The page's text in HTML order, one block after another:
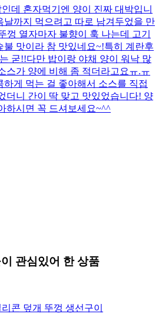
데 혼자먹기엔 양이 진짜 대박입니
날까지 먹으려고 따로 남겨두었을 만
껑 열자마자 불향이 훅 나는데 고기
불 맛이라 참 맛있네요~!특히 계란후
굳!! ​다만 밥이랑 야채 양이 워낙 많
스가 양에 비해 좀 적더라고요ㅠ.ㅠ
게 먹는 걸 좋아해서 소스를 직접
더니 간이 딱 맞고 맛있었습니다! 양
하시면 꼭 드셔보세요~^^
관심있어 한 상품
콘 덮개 뚜껑 생선구이